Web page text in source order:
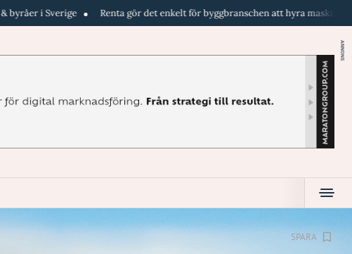
Renta gör det enkelt för byggbranschen att hyra maskiner direkt i telefonen.
ANNONS
SPARA